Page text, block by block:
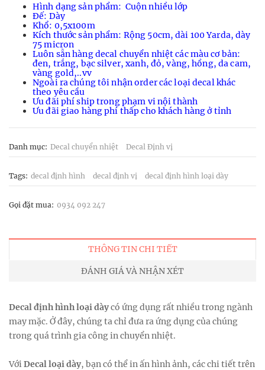
Hình dạng sản phẩm: Cuộn nhiều lớp
Đế: Dày
Khổ: 0,5x100m
Kích thước sản phẩm: Rộng 50cm, dài 100 Yarda, dày
75 micron
Luôn sẵn hàng decal chuyển nhiệt các màu cơ bản:
đen, trắng, bạc silver, xanh, đỏ, vàng, hồng, da cam,
vàng gold,..vv
Ngoài ra chúng tôi nhận order các loại decal khác
theo yêu cầu
Ưu đãi phí ship trong phạm vi nội thành
Ưu đãi giao hàng phí thấp cho khách hàng ở tỉnh
Danh mục: Decal chuyển nhiệt Decal Định vị
Tags: decal định hình decal định vị decal định hình loại dày
Gọi đặt mua: 0934 092 247
THÔNG TIN CHI TIẾT
ĐÁNH GIÁ VÀ NHẬN XÉT
Decal định hình loại dàycó ứng dụng rất nhiều trong ngành
may mặc. Ở đây, chúng ta chỉ đưa ra ứng dụng của chúng
trong quá trình gia công in chuyển nhiệt.
VớiDecal loại dày, bạn có thể in ấn hình ảnh, các chi tiết trên